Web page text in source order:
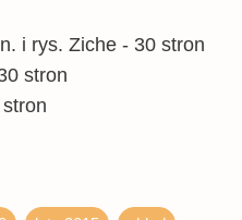
i rys. Ziche - 30 stron
stron